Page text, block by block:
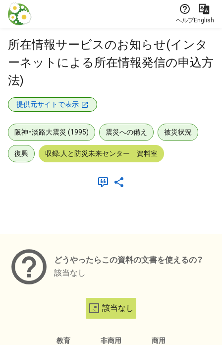
本文に飛ぶ
ヘルプEnglish
所在情報サービスのお知らせ(インタ
ーネットによる所在情報発信の申込方
法)
提供元サイトで表示
阪神・淡路大震災 (1995) 震災への備え 被災状況
復興 収録:人と防災未来センター 資料室
どうやったらこの資料の文書を使えるの？
該当なし
該当なし
教育 非商用 商用